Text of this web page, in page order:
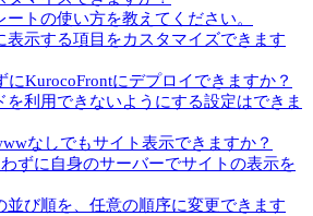
ートの使い方を教えてください。
表示する項目をカスタマイズできます
にKurocoFrontにデプロイできますか？
を利用できないようにする設定はできま
なしでもサイト表示できますか？
ずに自身のサーバーでサイトの表示を
並び順を、任意の順序に変更できます